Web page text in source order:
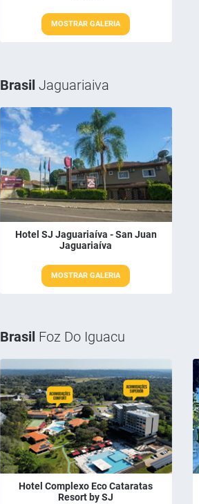
MOSTRAR GALERIA
Brasil Jaguariaiva
Hotel SJ Jaguariaíva - San Juan
Jaguariaíva
MOSTRAR GALERIA
Brasil Foz Do Iguacu
Hotel Complexo Eco Cataratas
Resort by SJ